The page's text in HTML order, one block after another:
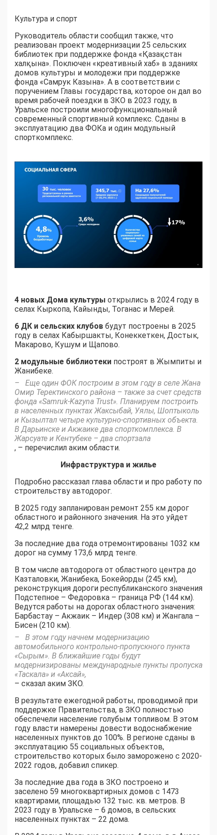
Культура и спорт
Руководитель области сообщил также, что
реализован проект модернизации 25 сельских
библиотек при поддержке фонда «Қазақстан
халқына». Поключен «креативный хаб» в зданиях
домов культуры и молодежи при поддержке
фонда «Самрук Казына». А в соответствии с
поручением Главы государства, которое он дал во
время рабочей поездки в ЗКО в 2023 году, в
Уральске построили многофункциональный
современный спортивный комплекс. Сданы в
эксплуатацию два ФОКа и один модульный
спорткомплекс.
4 новых Дома культуры открылись в 2024 году в
селах Кыркопа, Кайынды, Тоганас и Мерей.
6 ДК и сельских клубов будут построены в 2025
году в селах Кабыршакты, Конеккеткен, Достык,
Макарово, Кушум и Щапово.
2 модульные библиотеки построят в Жымпиты и
Жанибеке.
– Еще один ФОК построим в этом году в селе Жана
Омир Теректинского района – также за счет средств
фонда «Samruk-Kazyna Trust». Планируем построить
в населенных пунктах Жаксыбай, Уялы, Шоптыколь
и Кызылтал четыре культурно-спортивных объекта.
В Дарьинске и Акжаике два спорткомплекса. В
Жарсуате и Кентубеке – два спортзала
, – перечислил аким области.
Инфраструктура и жилье
Подробно рассказал глава области и про работу по
строительству автодорог.
В 2025 году запланирован ремонт 255 км дорог
областного и районного значения. На это уйдет
42,2 млрд тенге.
За последние два года отремонтированы 1032 км
дорог на сумму 173,6 млрд тенге.
В том числе автодорога от областного центра до
Казталовки, Жанибека, Бокейорды (245 км),
реконструкция дороги республиканского значения
Подстепное – Федоровка – граница РФ (144 км).
Ведутся работы на дорогах областного значения:
Барбастау – Акжаик – Индер (308 км) и Жангала –
Бисен (210 км).
– В этом году начнем модернизацию
автомобильного контрольно-пропускного пункта
«Сырым». В ближайшие годы будут
модернизированы международные пункты пропуска
«Таскала» и «Аксай»,
– сказал аким ЗКО.
В результате ежегодной работы, проводимой при
поддержке Правительства, в ЗКО полностью
обеспечели население голубым топливом. В этом
году власти намерены довести водоснабжение
населенных пунктов до 100%. В регионе сданы в
эксплуатацию 55 социальных объектов,
строительство которых было заморожено с 2020-
2022 годов, добавил спикер.
За последние два года в ЗКО построено и
заселено 59 многоквартирных домов с 1473
квартирами, площадью 132 тыс. кв. метров. В
2023 году в Уральске – 6 домов, в сельских
населенных пунктах – 22 дома.